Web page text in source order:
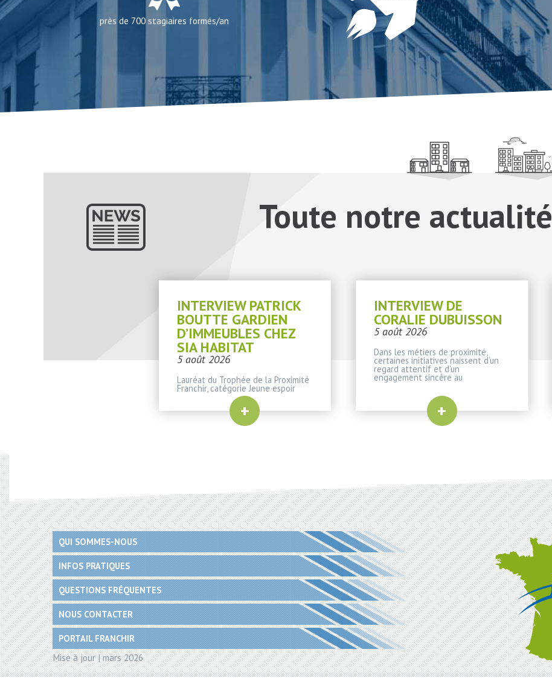
près de 700 stagiaires formés/an
Toute notre actualité
INTERVIEW PATRICK
BOUTTE GARDIEN
D’IMMEUBLES CHEZ
SIA HABITAT
5 août 2026
Lauréat du Trophée de la Proximité
Franchir, catégorie Jeune espoir
+
INTERVIEW DE
CORALIE DUBUISSON
5 août 2026
Dans les métiers de proximité,
certaines initiatives naissent d’un
regard attentif et d’un
engagement sincère au
+
QUI SOMMES-NOUS
INFOS PRATIQUES
QUESTIONS FRÉQUENTES
NOUS CONTACTER
PORTAIL FRANCHIR
Mise à jour | mars 2026